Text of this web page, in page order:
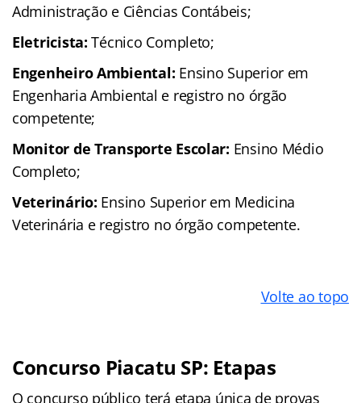
Administração e Ciências Contábeis;
Eletricista: Técnico Completo;
Engenheiro Ambiental: Ensino Superior em
Engenharia Ambiental e registro no órgão
competente;
Monitor de Transporte Escolar: Ensino Médio
Completo;
Veterinário: Ensino Superior em Medicina
Veterinária e registro no órgão competente.
Volte ao topo
Concurso Piacatu SP: Etapas
O concurso público terá etapa única de provas